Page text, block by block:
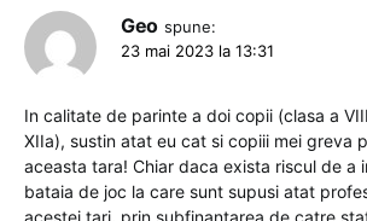
Geo spune:
23 mai 2023 la 13:31
In calitate de parinte a doi copii (clasa a
XIIa), sustin atat eu cat si copiii mei greva
aceasta tara! Chiar daca exista riscul de a
bataia de joc la care sunt supusi atat
acestei tari, prin subfinantarea de catre